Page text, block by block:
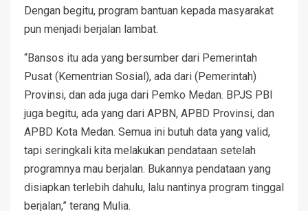
Dengan begitu, program bantuan kepada masyarakat
pun menjadi berjalan lambat.
“Bansos itu ada yang bersumber dari Pemerintah
Pusat (Kementrian Sosial), ada dari (Pemerintah)
Provinsi, dan ada juga dari Pemko Medan. BPJS PBI
juga begitu, ada yang dari APBN, APBD Provinsi, dan
APBD Kota Medan. Semua ini butuh data yang valid,
tapi seringkali kita melakukan pendataan setelah
programnya mau berjalan. Bukannya pendataan yang
disiapkan terlebih dahulu, lalu nantinya program tinggal
berjalan,” terang Mulia.